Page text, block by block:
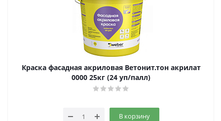
Краска фасадная акриловая Ветонит.тон акрилат
0000 25кг (24 уп/палл)
В корзину